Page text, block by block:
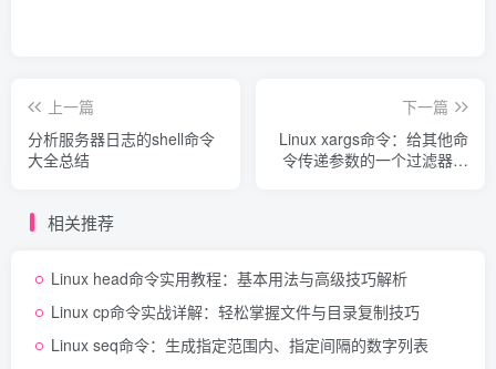
上一篇
分析服务器日志的shell命令
大全总结
下一篇
Linux xargs命令：给其他命
令传递参数的一个过滤器，
相关推荐
Linux head命令实用教程：基本用法与高级技巧解析
Linux cp命令实战详解：轻松掌握文件与目录复制技巧
Linux seq命令：生成指定范围内、指定间隔的数字列表